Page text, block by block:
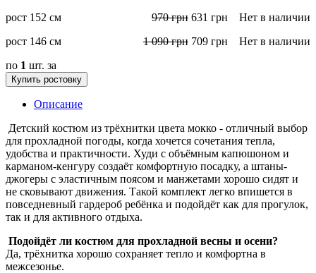
рост 152 см
970грн 631 грн
Нет в наличии
рост 146 см
1 090грн 709 грн
Нет в наличии
по 1 шт. за
Купить ростовку
Описание
Детский костюм из трёхнитки цвета мокко - отличный выбор
для прохладной погоды, когда хочется сочетания тепла,
удобства и практичности. Худи с объёмным капюшоном и
карманом-кенгуру создаёт комфортную посадку, а штаны-
джогеры с эластичным поясом и манжетами хорошо сидят и
не сковывают движения. Такой комплект легко впишется в
повседневный гардероб ребёнка и подойдёт как для прогулок,
так и для активного отдыха.
Подойдёт ли костюм для прохладной весны и осени?
Да, трёхнитка хорошо сохраняет тепло и комфортна в
межсезонье.